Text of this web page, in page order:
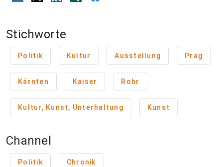
Stichworte
Politik Kultur Ausstellung Prag
Kärnten Kaiser Rohr
Kultur, Kunst, Unterhaltung Kunst
Channel
Politik Chronik